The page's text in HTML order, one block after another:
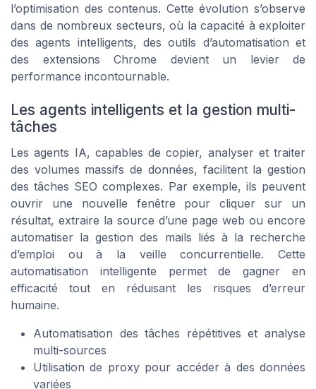
l’optimisation des contenus. Cette évolution s’observe
dans de nombreux secteurs, où la capacité à exploiter
des agents intelligents, des outils d’automatisation et
des extensions Chrome devient un levier de
performance incontournable.
Les agents intelligents et la gestion multi-
tâches
Les agents IA, capables de copier, analyser et traiter
des volumes massifs de données, facilitent la gestion
des tâches SEO complexes. Par exemple, ils peuvent
ouvrir une nouvelle fenêtre pour cliquer sur un
résultat, extraire la source d’une page web ou encore
automatiser la gestion des mails liés à la recherche
d’emploi ou à la veille concurrentielle. Cette
automatisation intelligente permet de gagner en
efficacité tout en réduisant les risques d’erreur
humaine.
Automatisation des tâches répétitives et analyse
multi-sources
Utilisation de proxy pour accéder à des données
variées